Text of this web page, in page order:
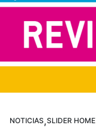
NOTICIAS,SLIDER HOME